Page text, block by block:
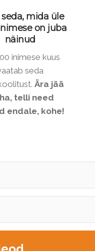
seda, mida üle
on juba
näinud
inimese kuus
seda
Ära jää
telli need
endale, kohe!